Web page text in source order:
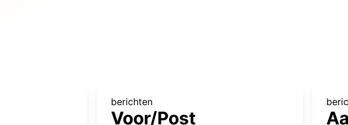
berichten
Voor/Post